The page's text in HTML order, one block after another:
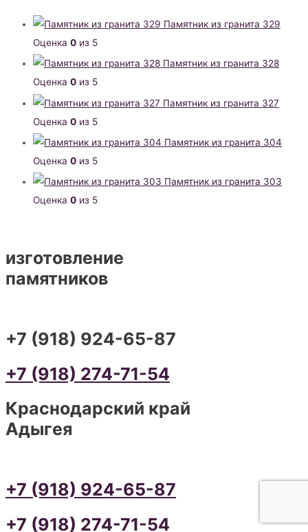
Памятник из гранита 329
Оценка 0 из 5
Памятник из гранита 328
Оценка 0 из 5
Памятник из гранита 327
Оценка 0 из 5
Памятник из гранита 304
Оценка 0 из 5
Памятник из гранита 303
Оценка 0 из 5
изготовление
памятников
+7 (918) 924-65-87
+7 (918) 274-71-54
Краснодарский край
Адыгея
+7 (918) 924-65-87
+7 (918) 274-71-54